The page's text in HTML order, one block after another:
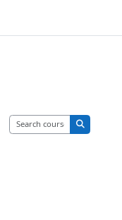
Search
Search